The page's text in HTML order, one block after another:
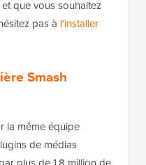
que vous souhaitez
pas à l'installer
Smash
la même équipe
de médias